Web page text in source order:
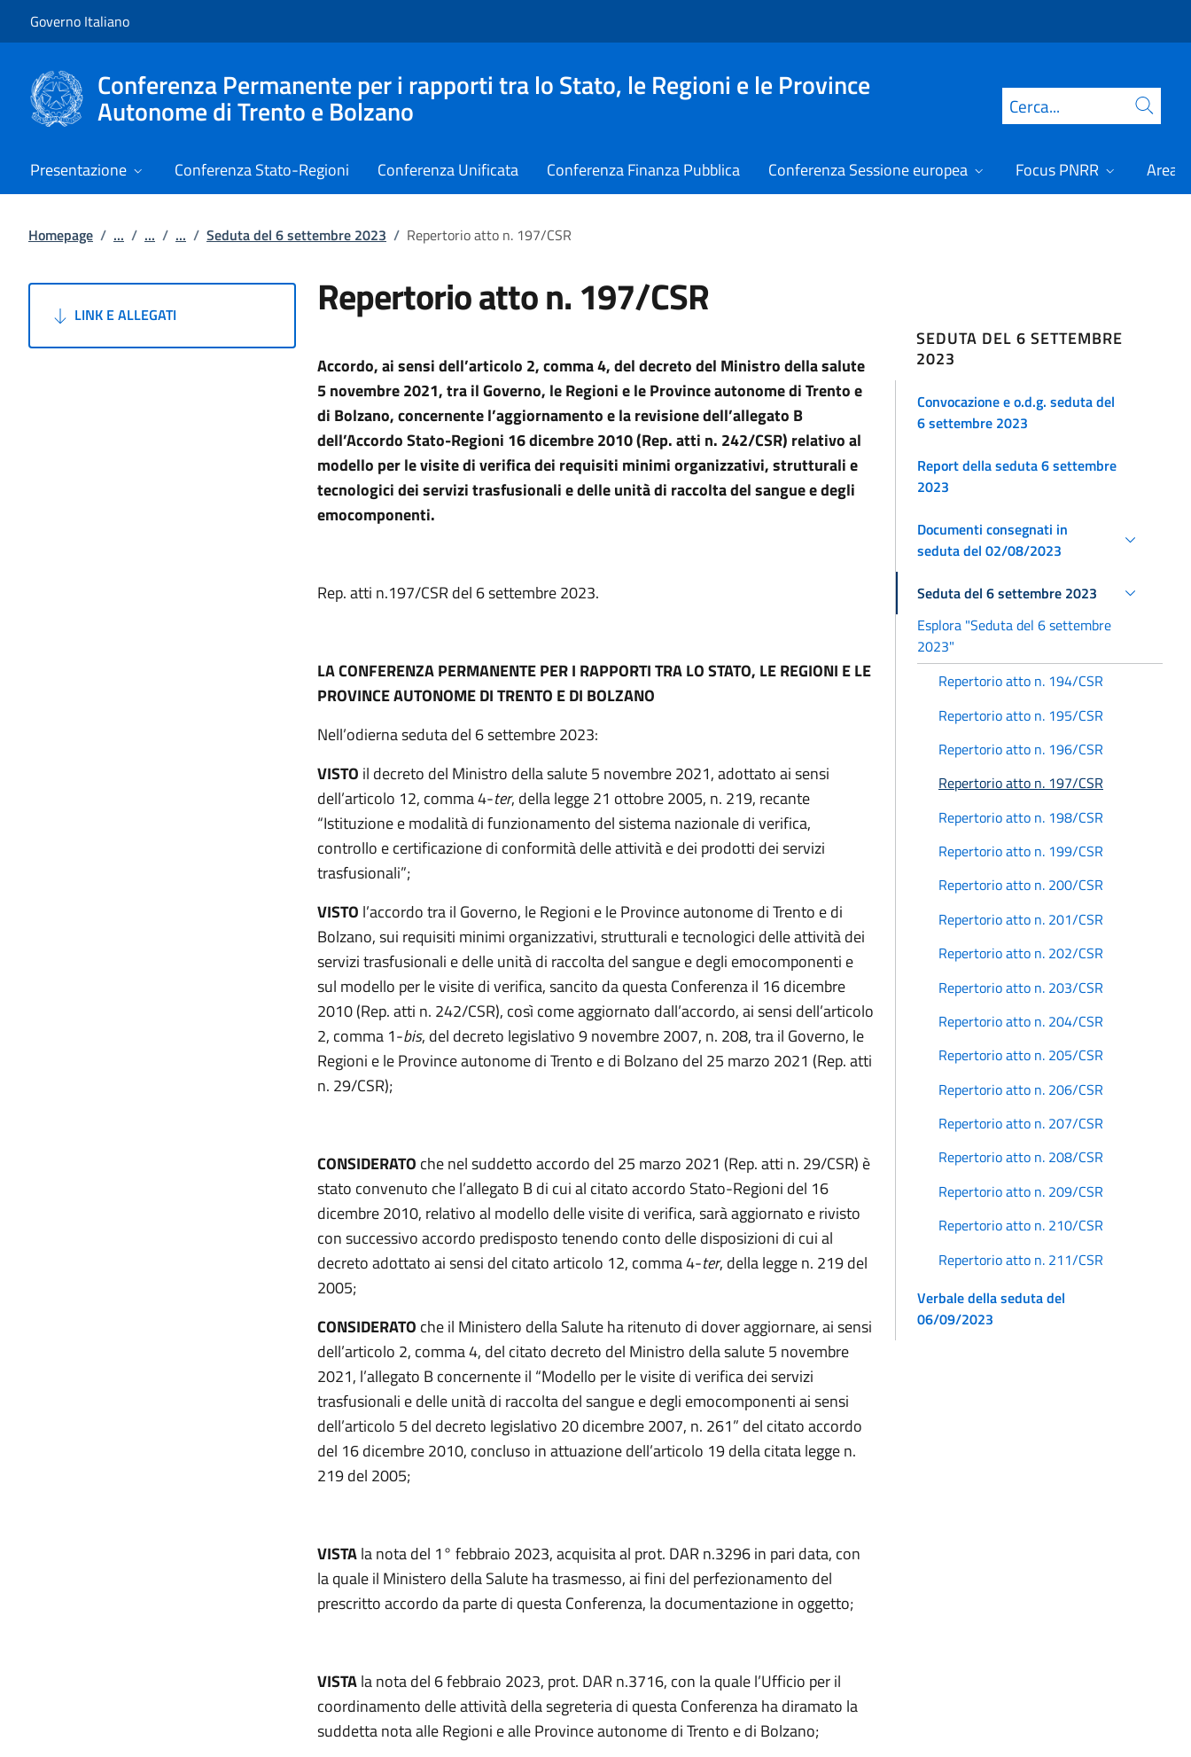
Governo Italiano
Conferenza Permanente per i rapporti tra lo Stato, le Regioni e le Province
Autonome di Trento e Bolzano Cerca
Presentazione Conferenza Stato-Regioni Conferenza Unificata Conferenza Finanza Pubblica Conferenza Sessione europea Focus PNRR Area
Homepage / ... / ... / ... / Seduta del 6 settembre 2023 / Repertorio atto n. 197/CSR
LINK E ALLEGATI Repertorio atto n. 197/CSR
Accordo, ai sensi dell’articolo 2, comma 4, del decreto del Ministro della salute
5 novembre 2021, tra il Governo, le Regioni e le Province autonome di Trento e
di Bolzano, concernente l’aggiornamento e la revisione dell’allegato B
dell’Accordo Stato-Regioni 16 dicembre 2010 (Rep. atti n. 242/CSR) relativo al
modello per le visite di verifica dei requisiti minimi organizzativi, strutturali e
tecnologici dei servizi trasfusionali e delle unità di raccolta del sangue e degli
emocomponenti.
Rep. atti n.197/CSR del 6 settembre 2023.
LA CONFERENZA PERMANENTE PER I RAPPORTI TRA LO STATO, LE REGIONI E LE
PROVINCE AUTONOME DI TRENTO E DI BOLZANO
Nell’odierna seduta del 6 settembre 2023:
VISTO il decreto del Ministro della salute 5 novembre 2021, adottato ai sensi
dell’articolo 12, comma 4-ter, della legge 21 ottobre 2005, n. 219, recante
“Istituzione e modalità di funzionamento del sistema nazionale di verifica,
controllo e certificazione di conformità delle attività e dei prodotti dei servizi
trasfusionali”;
VISTO l’accordo tra il Governo, le Regioni e le Province autonome di Trento e di
Bolzano, sui requisiti minimi organizzativi, strutturali e tecnologici delle attività dei
servizi trasfusionali e delle unità di raccolta del sangue e degli emocomponenti e
sul modello per le visite di verifica, sancito da questa Conferenza il 16 dicembre
2010 (Rep. atti n. 242/CSR), così come aggiornato dall’accordo, ai sensi dell’articolo
2, comma 1-bis, del decreto legislativo 9 novembre 2007, n. 208, tra il Governo, le
Regioni e le Province autonome di Trento e di Bolzano del 25 marzo 2021 (Rep. atti
n. 29/CSR);
CONSIDERATO che nel suddetto accordo del 25 marzo 2021 (Rep. atti n. 29/CSR) è
stato convenuto che l’allegato B di cui al citato accordo Stato-Regioni del 16
dicembre 2010, relativo al modello delle visite di verifica, sarà aggiornato e rivisto
con successivo accordo predisposto tenendo conto delle disposizioni di cui al
decreto adottato ai sensi del citato articolo 12, comma 4-ter, della legge n. 219 del
2005;
CONSIDERATO che il Ministero della Salute ha ritenuto di dover aggiornare, ai sensi
dell’articolo 2, comma 4, del citato decreto del Ministro della salute 5 novembre
2021, l’allegato B concernente il “Modello per le visite di verifica dei servizi
trasfusionali e delle unità di raccolta del sangue e degli emocomponenti ai sensi
dell’articolo 5 del decreto legislativo 20 dicembre 2007, n. 261” del citato accordo
del 16 dicembre 2010, concluso in attuazione dell’articolo 19 della citata legge n.
219 del 2005;
VISTAla nota del 1° febbraio 2023, acquisita al prot. DAR n.3296 in pari data, con
la quale il Ministero della Salute ha trasmesso, ai fini del perfezionamento del
prescritto accordo da parte di questa Conferenza, la documentazione in oggetto;
VISTAla nota del 6 febbraio 2023, prot. DAR n.3716, con la quale l’Ufficio per il
coordinamento delle attività della segreteria di questa Conferenza ha diramato la
suddetta nota alle Regioni e alle Province autonome di Trento e di Bolzano;
SEDUTA DEL 6 SETTEMBRE
2023
Convocazione e o.d.g. seduta del
6 settembre 2023
Report della seduta 6 settembre
2023
Documenti consegnati in
seduta del 02/08/2023
Seduta del 6 settembre 2023
Esplora "Seduta del 6 settembre
2023"
Repertorio atto n. 194/CSR
Repertorio atto n. 195/CSR
Repertorio atto n. 196/CSR
Repertorio atto n. 197/CSR
Repertorio atto n. 198/CSR
Repertorio atto n. 199/CSR
Repertorio atto n. 200/CSR
Repertorio atto n. 201/CSR
Repertorio atto n. 202/CSR
Repertorio atto n. 203/CSR
Repertorio atto n. 204/CSR
Repertorio atto n. 205/CSR
Repertorio atto n. 206/CSR
Repertorio atto n. 207/CSR
Repertorio atto n. 208/CSR
Repertorio atto n. 209/CSR
Repertorio atto n. 210/CSR
Repertorio atto n. 211/CSR
Verbale della seduta del
06/09/2023